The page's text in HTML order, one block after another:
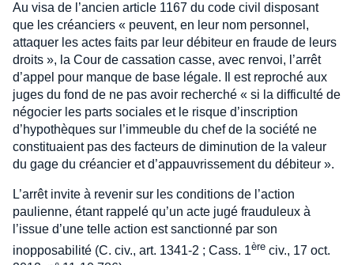
Au visa de l’ancien article 1167 du code civil disposant
que les créanciers « peuvent, en leur nom personnel,
attaquer les actes faits par leur débiteur en fraude de leurs
droits », la Cour de cassation casse, avec renvoi, l’arrêt
d’appel pour manque de base légale. Il est reproché aux
juges du fond de ne pas avoir recherché « si la difficulté de
négocier les parts sociales et le risque d’inscription
d’hypothèques sur l’immeuble du chef de la société ne
constituaient pas des facteurs de diminution de la valeur
du gage du créancier et d’appauvrissement du débiteur ».
L’arrêt invite à revenir sur les conditions de l’action
paulienne, étant rappelé qu’un acte jugé frauduleux à
l’issue d’une telle action est sanctionné par son
inopposabilité (C. civ., art. 1341-2 ; Cass. 1ère civ., 17 oct.